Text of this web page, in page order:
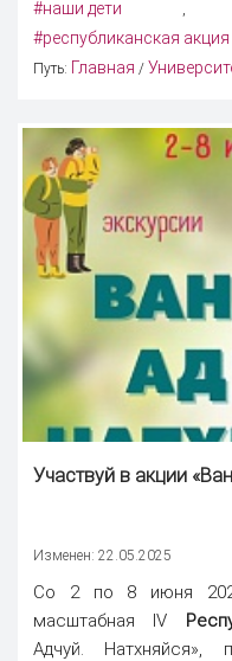
#наши дети
#республиканская акция
Путь: Главная /
Участвуй в акции
Изменен: 22.05.2025
Со 2 по 8 июня
масштабная IV
Адчуй. Натхняйся»,